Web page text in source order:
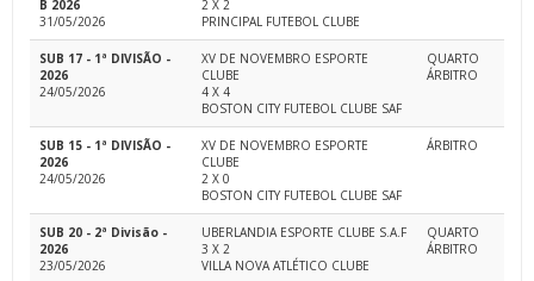
B 2026
31/05/2026
2 X 2
PRINCIPAL FUTEBOL CLUBE
SUB 17 - 1ª DIVISÃO -
2026
24/05/2026
XV DE NOVEMBRO ESPORTE
CLUBE
4 X 4
BOSTON CITY FUTEBOL CLUBE SAF
QUARTO
ÁRBITRO
SUB 15 - 1ª DIVISÃO -
2026
24/05/2026
XV DE NOVEMBRO ESPORTE
CLUBE
2 X 0
BOSTON CITY FUTEBOL CLUBE SAF
ÁRBITRO
SUB 20 - 2ª Divisão -
2026
23/05/2026
UBERLANDIA ESPORTE CLUBE S.A.F
3 X 2
VILLA NOVA ATLÉTICO CLUBE
QUARTO
ÁRBITRO